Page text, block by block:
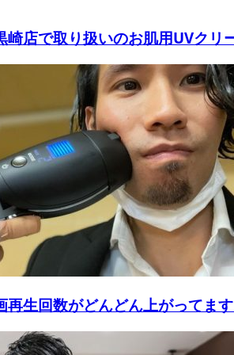
崎店で取り扱いのお肌用UVクリ
再生回数がどんどん上がってま